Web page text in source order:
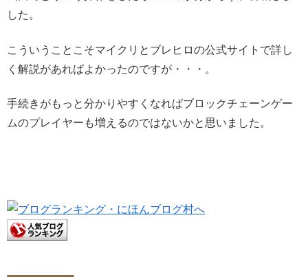
した。
こういうことこそマイクリとブレヒロの公式サイトで詳し
く解説があればよかったのですが・・・。
手続きがもっと分かりやすくなればブロックチェーンゲー
ムのプレイヤーも増えるのではないかと思いました。